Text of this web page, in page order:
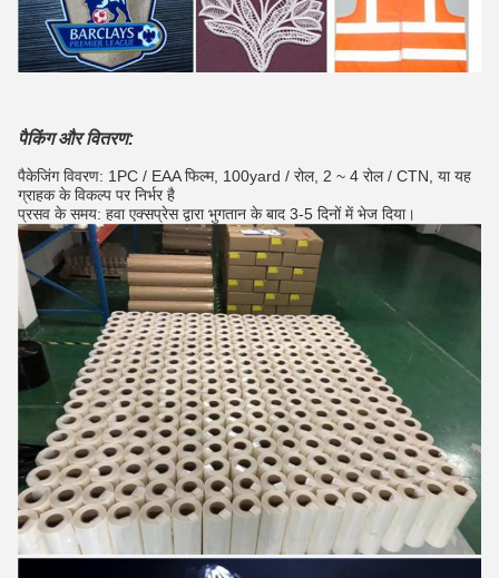
पैकिंग और वितरण:
पैकेजिंग विवरण: 1PC / EAA फिल्म, 100yard / रोल, 2 ~ 4 रोल / CTN, या यह
ग्राहक के विकल्प पर निर्भर है
प्रसव के समय: हवा एक्सप्रेस द्वारा भुगतान के बाद 3-5 दिनों में भेज दिया।